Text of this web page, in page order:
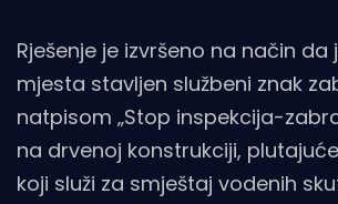
Rješenje je izvršeno na način da
mjesta stavljen službeni znak
natpisom „Stop inspekcija-
na drvenoj konstrukciji,
koji služi za smještaj vodenih